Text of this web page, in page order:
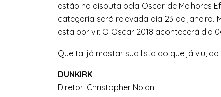
estão na disputa pela Oscar de Melhores
categoria será relevada dia 23 de janeiro.
esta por vir. O Oscar 2018 acontecerá dia
Que tal já mostar sua lista do que já viu,
DUNKIRK
Diretor: Christopher Nolan